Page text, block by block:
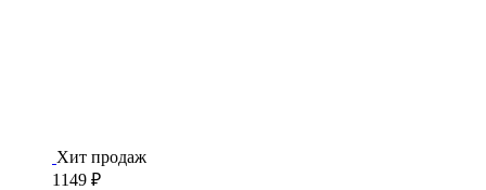
Хит продаж
1149 ₽